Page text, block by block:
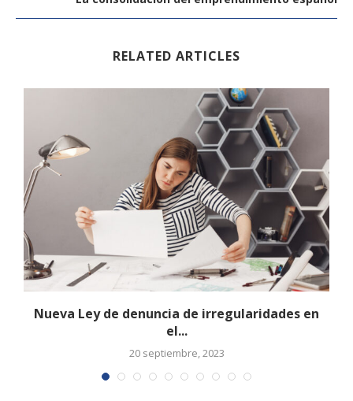
RELATED ARTICLES
Nueva Ley de denuncia de irregularidades en
el...
20 septiembre, 2023